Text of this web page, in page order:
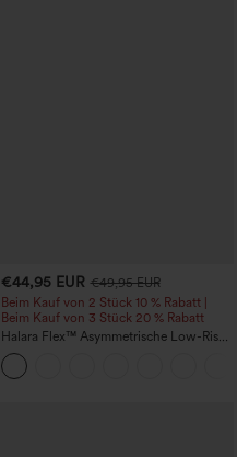
€44,95 EUR €49,95 EUR
Beim Kauf von 2 Stück 10 % Rabatt |
Beim Kauf von 3 Stück 20 % Rabatt
Halara Flex™ Asymmetrische Low-Rise-
Jeans mit Reißverschlusstaschen,
Baggy-Stil, weitem Bein, gewaschen,
lässig